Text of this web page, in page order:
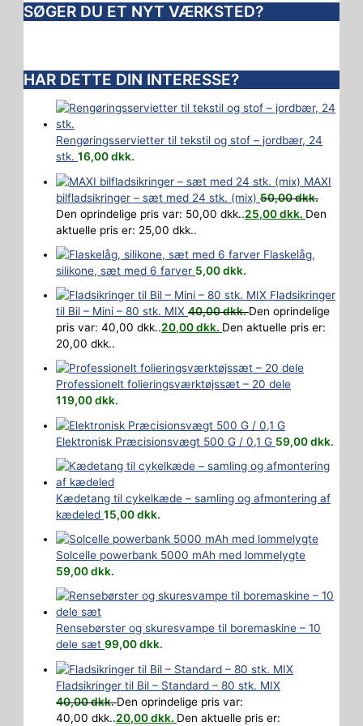
SØGER DU ET NYT VÆRKSTED?
HAR DETTE DIN INTERESSE?
Rengøringsservietter til tekstil og stof – jordbær, 24
stk. 16,00dkk.
MAXI
bilfladsikringer – sæt med 24 stk. (mix) 50,00dkk.
Den oprindelige pris var: 50,00 dkk..25,00dkk. Den
aktuelle pris er: 25,00 dkk..
Flaskelåg,
silikone, sæt med 6 farver 5,00dkk.
Fladsikringer
til Bil – Mini – 80 stk. MIX 40,00dkk.Den oprindelige
pris var: 40,00 dkk..20,00dkk. Den aktuelle pris er:
20,00 dkk..
Professionelt folieringsværktøjssæt – 20 dele
119,00dkk.
Elektronisk Præcisionsvægt 500 G / 0,1 G 59,00dkk.
Kædetang til cykelkæde – samling og afmontering af
kædeled 15,00dkk.
Solcelle powerbank 5000 mAh med lommelygte
59,00dkk.
Rensebørster og skuresvampe til boremaskine – 10
dele sæt 99,00dkk.
Fladsikringer til Bil – Standard – 80 stk. MIX
40,00dkk.Den oprindelige pris var:
40,00 dkk..20,00dkk. Den aktuelle pris er: